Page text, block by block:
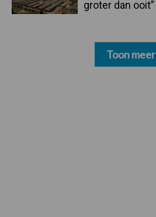
groter dan ooit”
Toon meer